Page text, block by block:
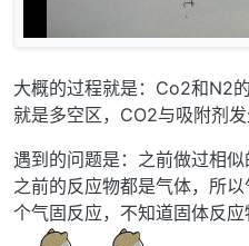
大概的过程就是：Co2和N2
就是多空区，CO2与吸附剂发
遇到的问题是：之前做过相
之前的反应物都是气体，所
个气固反应，不知道固体反应